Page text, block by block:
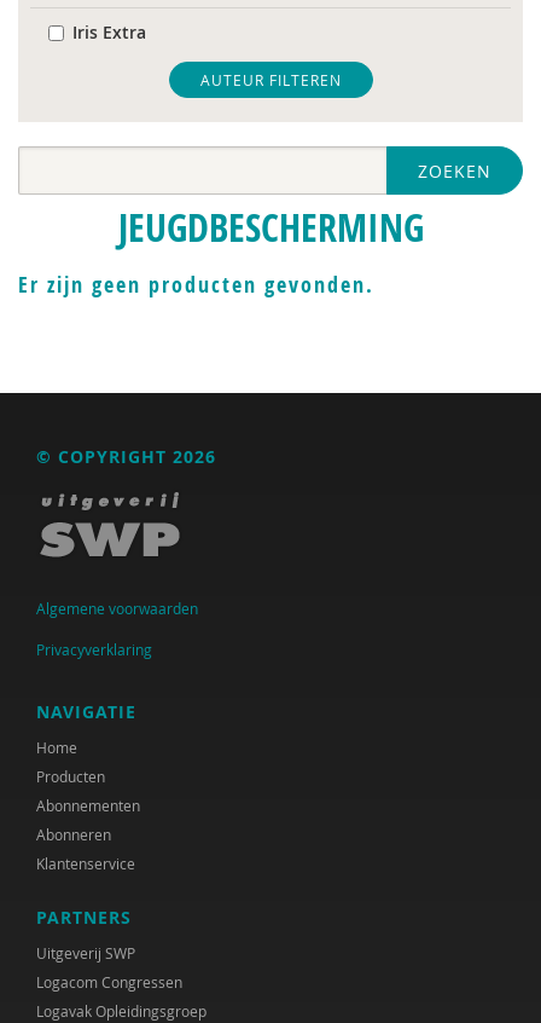
Iris Extra
Thijs Jansen
Rienk Janssens
Hellen Kooijman
AUTEUR FILTEREN
ZOEKEN
JEUGDBESCHERMING
Er zijn geen producten gevonden.
© COPYRIGHT 2026
Algemene voorwaarden
Privacyverklaring
NAVIGATIE
Home
Producten
Abonnementen
Abonneren
Klantenservice
PARTNERS
Uitgeverij SWP
Logacom Congressen
Logavak Opleidingsgroep